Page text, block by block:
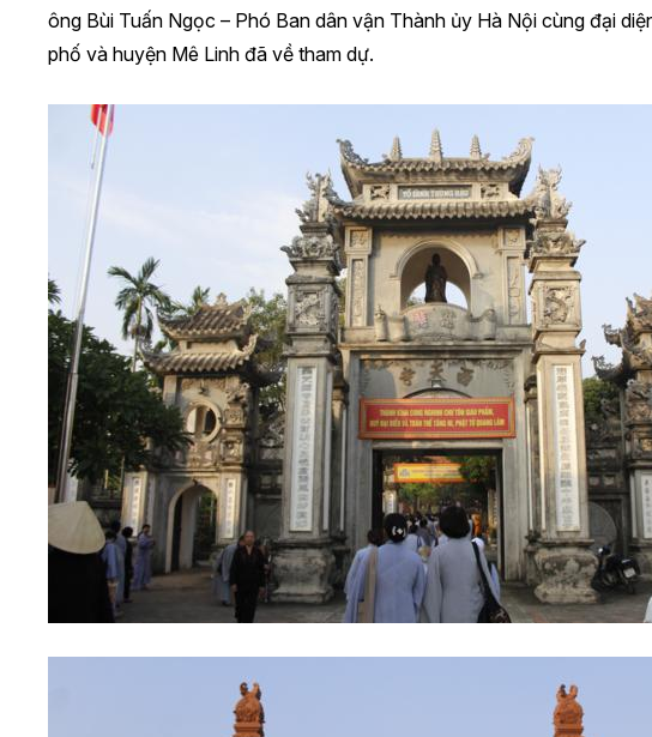
ông Bùi Tuấn Ngọc – Phó Ban dân vận Thành ủy Hà Nội cùng đại
phố và huyện Mê Linh đã về tham dự.